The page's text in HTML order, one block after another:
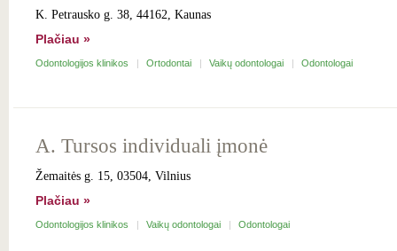
K. Petrausko g. 38, 44162, Kaunas
Plačiau »
Odontologijos klinikos Ortodontai Vaikų odontologai Odontologai
A. Tursos individuali įmonė
Žemaitės g. 15, 03504, Vilnius
Plačiau »
Odontologijos klinikos Vaikų odontologai Odontologai